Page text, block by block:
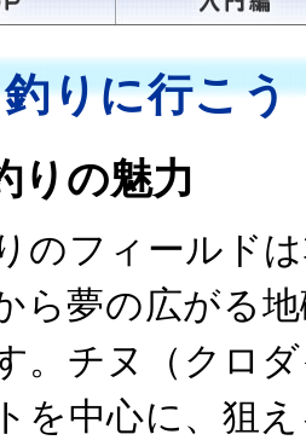
りに行こう
りの魅力
のフィールド
ら夢の広がる
。チヌ（クロ
を中心に、狙